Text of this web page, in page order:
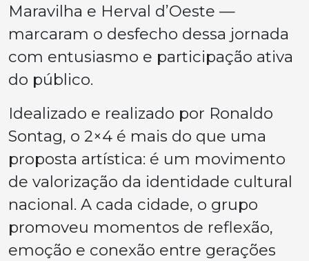
Maravilha e Herval d’Oeste —
marcaram o desfecho dessa jornada
com entusiasmo e participação ativa
do público.
Idealizado e realizado por Ronaldo
Sontag, o 2×4 é mais do que uma
proposta artística: é um movimento
de valorização da identidade cultural
nacional. A cada cidade, o grupo
promoveu momentos de reflexão,
emoção e conexão entre gerações